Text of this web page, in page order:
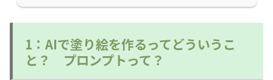
1：AIで塗り絵を作るってどういうこ
と？ プロンプトって？